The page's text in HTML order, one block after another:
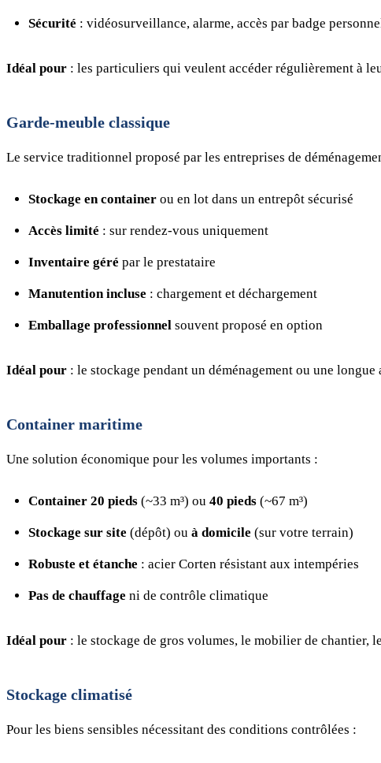
Sécurité : vidéosurveillance, alarme, accès par badge
Idéal pour : les particuliers qui veulent accéder régulièrement à
Garde-meuble classique
Le service traditionnel proposé par les entreprises de
Stockage en container ou en lot dans un entrepôt sécurisé
Accès limité : sur rendez-vous uniquement
Inventaire géré par le prestataire
Manutention incluse : chargement et déchargement
Emballage professionnel souvent proposé en option
Idéal pour : le stockage pendant un déménagement ou une longue
Container maritime
Une solution économique pour les volumes importants :
Container 20 pieds (~33 m³) ou 40 pieds (~67 m³)
Stockage sur site (dépôt) ou à domicile (sur votre terrain)
Robuste et étanche : acier Corten résistant aux intempéries
Pas de chauffage ni de contrôle climatique
Idéal pour : le stockage de gros volumes, le mobilier de chantier,
Stockage climatisé
Pour les biens sensibles nécessitant des conditions contrôlées :